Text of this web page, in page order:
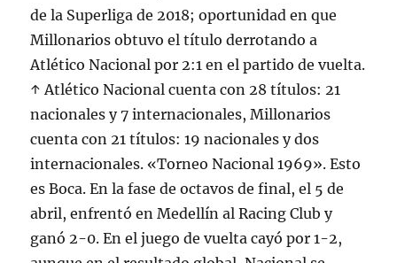
de la Superliga de 2018; oportunidad en que
Millonarios obtuvo el título derrotando a
Atlético Nacional por 2:1 en el partido de vuelta.
↑ Atlético Nacional cuenta con 28 títulos: 21
nacionales y 7 internacionales, Millonarios
cuenta con 21 títulos: 19 nacionales y dos
internacionales. «Torneo Nacional 1969». Esto
es Boca. En la fase de octavos de final, el 5 de
abril, enfrentó en Medellín al Racing Club y
ganó 2-0. En el juego de vuelta cayó por 1-2,